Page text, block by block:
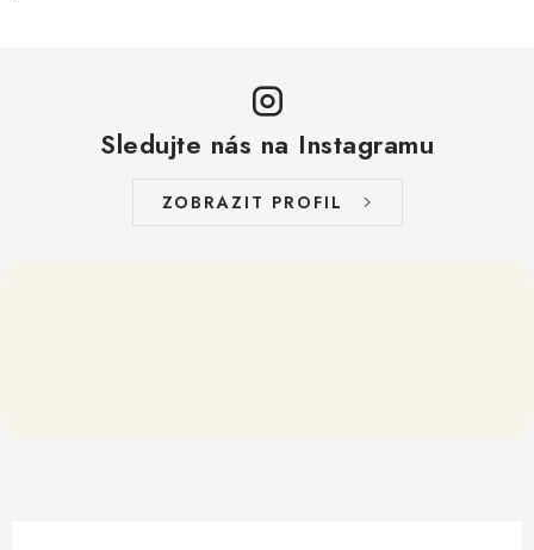
Sledujte nás na Instagramu
ZOBRAZIT PROFIL